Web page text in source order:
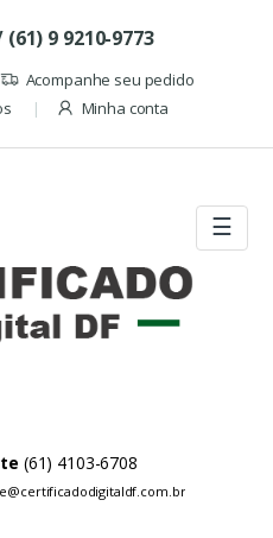
9 9210-9773
Acompanhe seu pedido
Minha conta
☰
(61) 4103-6708